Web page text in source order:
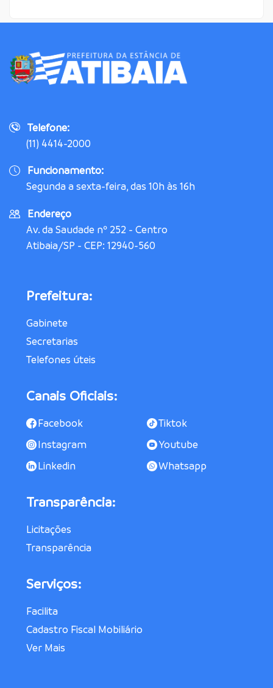
Telefone:
(11) 4414-2000
Funcionamento:
Segunda a sexta-feira, das 10h às 16h
Endereço
Av. da Saudade nº 252 - Centro
Atibaia/SP - CEP: 12940-560
Prefeitura:
Gabinete
Secretarias
Telefones úteis
Canais Oficiais:
Facebook
Tiktok
Instagram
Youtube
Linkedin
Whatsapp
Transparência:
Licitações
Transparência
Serviços:
Facilita
Cadastro Fiscal Mobiliário
Ver Mais